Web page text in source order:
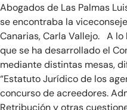
Abogados de Las Palmas
se encontraba la
Canarias, Carla Vallejo. A
que se ha desarrollado el
mediante distintas mesas,
“Estatuto Jurídico de los
concurso de acreedores.
Retribución y otras